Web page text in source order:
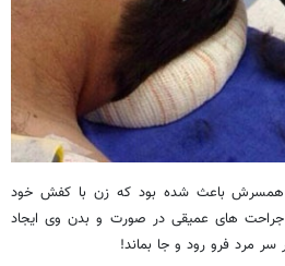
همسرش باعث شده بود که زن با کفش خود
های عمیقی در صورت و بدن وی ایجاد
مرد فرو رود و جا بماند!